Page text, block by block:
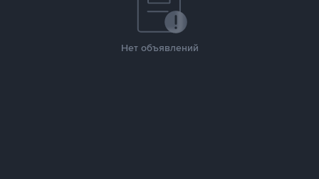
Нет объявлений